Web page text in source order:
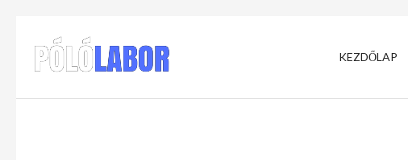
KEZDŐLAP